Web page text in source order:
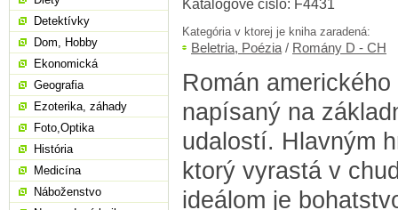
Katalogové číslo: F4431
Kategória v ktorej je kniha zaradená:
Beletria, Poézia / Romány D - CH
Román
napísaný na
udalostí. Hlavným
ktorý vyrastá v
ideálom je
Detektívky
Dom, Hobby
Ekonomická
Geografia
Ezoterika, záhady
Foto,Optika
História
Medicína
Náboženstvo